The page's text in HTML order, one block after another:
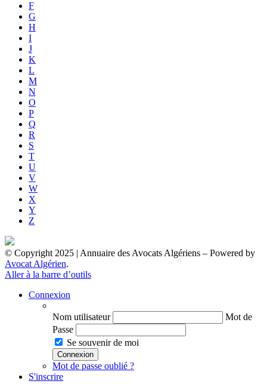
F
G
H
I
J
K
L
M
N
O
P
Q
R
S
T
U
V
W
X
Y
Z
© Copyright 2025 | Annuaire des Avocats Algériens – Powered by
Avocat Algérien.
Aller à la barre d’outils
Connexion
Nom utilisateur
Mot de
Passe
Se souvenir de moi
Mot de passe oublié ?
S'inscrire